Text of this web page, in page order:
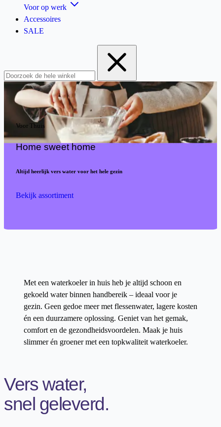
Voor op werk
Accessoires
SALE
Voor Thuis
Home sweet home
Altijd heerlijk vers water voor het hele gezin
Bekijk assortiment
Met een waterkoeler in huis heb je altijd schoon en
gekoeld water binnen handbereik – ideaal voor je
gezin. Geen gedoe meer met flessenwater, lagere kosten
én een duurzamere oplossing. Geniet van het gemak,
comfort en de gezondheidsvoordelen. Maak je huis
slimmer én groener met een topkwaliteit waterkoeler.
Vers water,
snel geleverd.